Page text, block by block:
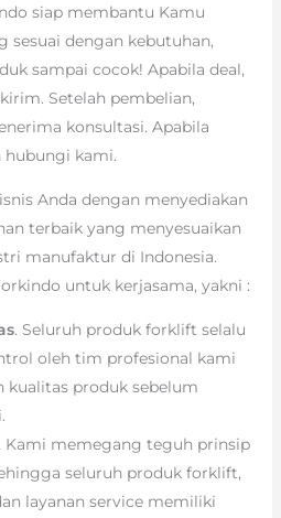
siap membantu Kamu
sesuai dengan kebutuhan,
sampai cocok! Apabila deal,
Setelah pembelian,
konsultasi. Apabila
hubungi kami.
Anda dengan menyediakan
terbaik yang menyesuaikan
manufaktur di Indonesia.
untuk kerjasama, yakni :
. Seluruh produk forklift selalu
oleh tim profesional kami
kualitas produk sebelum
Kami memegang teguh prinsip
seluruh produk forklift,
layanan service memiliki